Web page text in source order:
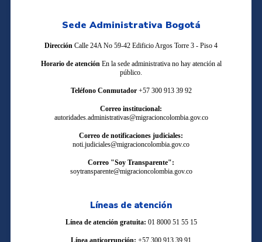
Sede Administrativa Bogotá
Dirección Calle 24A No 59-42 Edificio Argos Torre 3 - Piso 4
Horario de atención En la sede administrativa no hay atención al
público.
Teléfono Conmutador +57 300 913 39 92
Correo institucional:
autoridades.administrativas@migracioncolombia.gov.co
Correo de notificaciones judiciales:
noti.judiciales@migracioncolombia.gov.co
Correo "Soy Transparente":
soytransparente@migracioncolombia.gov.co
Líneas de atención
Línea de atención gratuita: 01 8000 51 55 15